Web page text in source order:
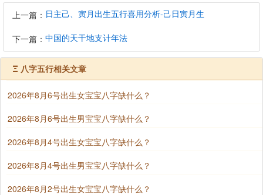
贵可期；
心性：反应敏捷、表达力强，有破局思维，不满
足于现状，适合开拓新赛道。
上一篇： 日主己、寅月出生五行喜用分析-己日寅月生
下一篇： 中国的天干地支计年法
Ξ 八字五行相关文章
2026年8月6号出生女宝宝八字缺什么？
2026年8月6号出生男宝宝八字缺什么？
2026年8月4号出生女宝宝八字缺什么？
2026年8月4号出生男宝宝八字缺什么？
2026年8月2号出生女宝宝八字缺什么？